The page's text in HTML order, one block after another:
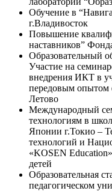
Обучение в
г.Владивосток
Повышение
наставников”
Участие на
внедрения ИКТ в
передовым опытом
Летово
Международный
технологиям в
Японии г.Токио –
технологий и
«KOSEN
детей
Образовательная
педагогическом